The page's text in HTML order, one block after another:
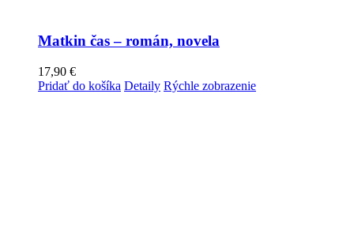
Matkin čas – román, novela
17,90 €
Pridať do košíka Detaily Rýchle zobrazenie